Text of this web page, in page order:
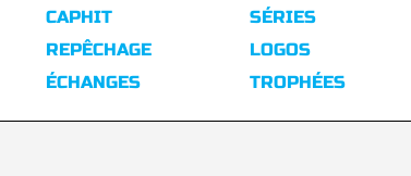
CAPHIT
REPÊCHAGE
ÉCHANGES
SÉRIES
LOGOS
TROPHÉES